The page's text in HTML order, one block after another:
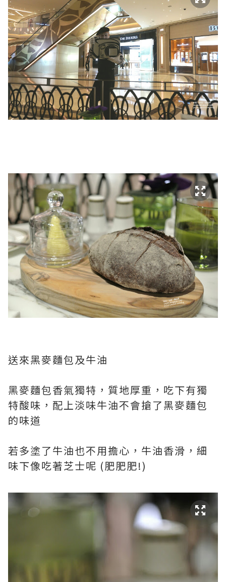
送來黑麥麵包及牛油
黑麥麵包香氣獨特，質地厚重，吃下有獨
特酸味，配上淡味牛油不會搶了黑麥麵包
的味道
若多塗了牛油也不用擔心，牛油香滑，細
味下像吃著芝士呢 (肥肥肥!)